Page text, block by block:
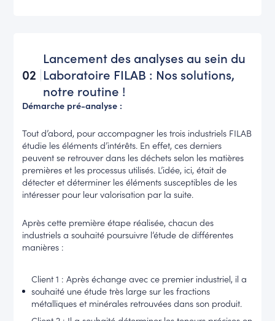
02
Lancement des analyses au sein du
Laboratoire FILAB : Nos solutions,
notre routine !
Démarche pré-analyse :
Tout d’abord, pour accompagner les trois industriels FILAB
étudie les éléments d’intérêts. En effet, ces derniers
peuvent se retrouver dans les déchets selon les matières
premières et les processus utilisés. L’idée, ici, était de
détecter et déterminer les éléments susceptibles de les
intéresser pour leur valorisation par la suite.
Après cette première étape réalisée, chacun des
industriels a souhaité poursuivre l’étude de différentes
manières :
Client 1 : Après échange avec ce premier industriel, il a
souhaité une étude très large sur les fractions
métalliques et minérales retrouvées dans son produit.